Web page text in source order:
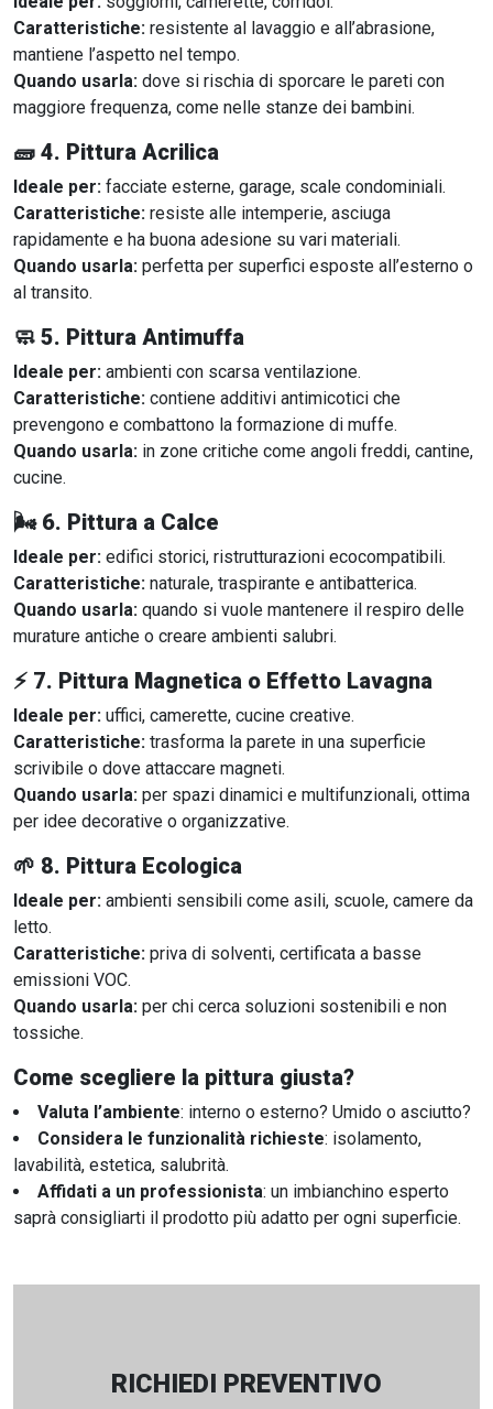
Caratteristiche: resistente al lavaggio e all’abrasione,
mantiene l’aspetto nel tempo.
Quando usarla: dove si rischia di sporcare le pareti con
maggiore frequenza, come nelle stanze dei bambini.
🧱 4. Pittura Acrilica
Ideale per: facciate esterne, garage, scale condominiali.
Caratteristiche: resiste alle intemperie, asciuga
rapidamente e ha buona adesione su vari materiali.
Quando usarla: perfetta per superfici esposte all’esterno o
al transito.
🧼 5. Pittura Antimuffa
Ideale per: ambienti con scarsa ventilazione.
Caratteristiche: contiene additivi antimicotici che
prevengono e combattono la formazione di muffe.
Quando usarla: in zone critiche come angoli freddi, cantine,
cucine.
🌬 6. Pittura a Calce
Ideale per: edifici storici, ristrutturazioni ecocompatibili.
Caratteristiche: naturale, traspirante e antibatterica.
Quando usarla: quando si vuole mantenere il respiro delle
murature antiche o creare ambienti salubri.
⚡ 7. Pittura Magnetica o Effetto Lavagna
Ideale per: uffici, camerette, cucine creative.
Caratteristiche: trasforma la parete in una superficie
scrivibile o dove attaccare magneti.
Quando usarla: per spazi dinamici e multifunzionali, ottima
per idee decorative o organizzative.
🌱 8. Pittura Ecologica
Ideale per: ambienti sensibili come asili, scuole, camere da
letto.
Caratteristiche: priva di solventi, certificata a basse
emissioni VOC.
Quando usarla: per chi cerca soluzioni sostenibili e non
tossiche.
Come scegliere la pittura giusta?
Valuta l’ambiente: interno o esterno? Umido o asciutto?
Considera le funzionalità richieste: isolamento,
lavabilità, estetica, salubrità.
Affidati a un professionista: un imbianchino esperto
saprà consigliarti il prodotto più adatto per ogni superficie.
RICHIEDI PREVENTIVO